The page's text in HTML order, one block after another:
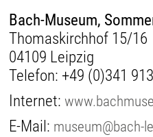
Bach-Museum,
Thomaskirchhof 15/16
04109 Leipzig
Telefon: +49 (0)341
Internet:
E-Mail: museum@bach-